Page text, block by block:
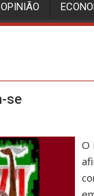
OPINIÃO
se
O